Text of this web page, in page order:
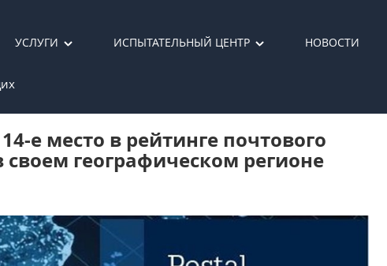
УСЛУГИ ИСПЫТАТЕЛЬНЫЙ ЦЕНТР НОВОСТИ
е место в рейтинге почтового
своем географическом регионе